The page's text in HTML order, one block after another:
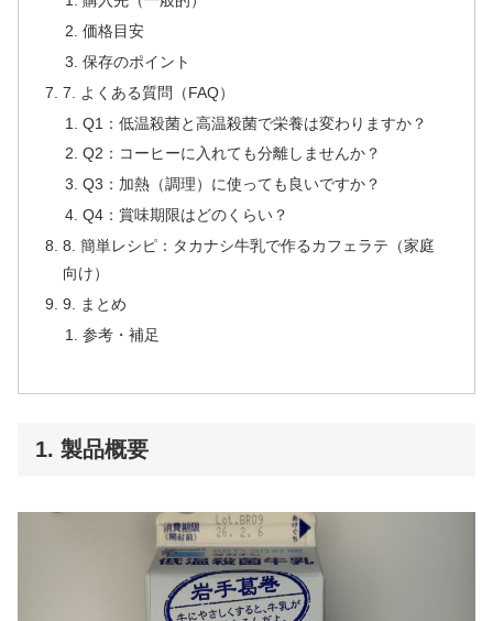
価格目安
保存のポイント
7. よくある質問（FAQ）
Q1：低温殺菌と高温殺菌で栄養は変わりますか？
Q2：コーヒーに入れても分離しませんか？
Q3：加熱（調理）に使っても良いですか？
Q4：賞味期限はどのくらい？
8. 簡単レシピ：タカナシ牛乳で作るカフェラテ（家庭
向け）
9. まとめ
参考・補足
1. 製品概要